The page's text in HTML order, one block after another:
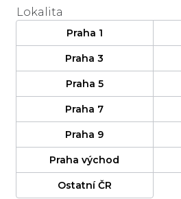
Lokalita
Praha 1
Praha 3
Praha 5
Praha 7
Praha 9
Praha východ
Ostatní ČR